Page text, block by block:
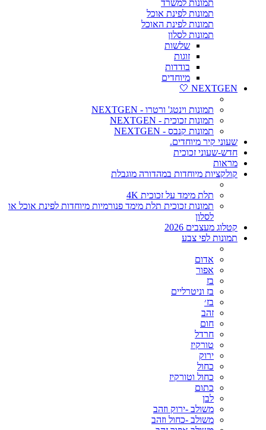
תמונות למשרד
תמונות לפינת אוכל
תמונות לפינת האוכל
תמונות לסלון
שלשות
זוגות
בודדות
מיוחדים
NEXTGEN 🤍
תמונות וינטג' ורטרו - NEXTGEN
תמונות זכוכית - NEXTGEN
תמונות קנבס - NEXTGEN
שעוני קיר מיוחדים.
חדש-שעוני זכוכית
מראות
קולקציות מיוחדות במהדורה מוגבלת
תלת מימד על זכוכית 4K
תמונות זכוכית תלת מימד פנורמיות מיוחדות לפינת אוכל או
לסלון
קטלוג מעצבים 2026
תמונות לפי צבע
אדום
אפור
בז
בז וניטרליים
בז׳
זהב
חום
חרדל
טורקיז
ירוק
כחול
כחול וטורקיז
כתום
לבן
משולב -ירוק וזהב
משולב -כחול וזהב